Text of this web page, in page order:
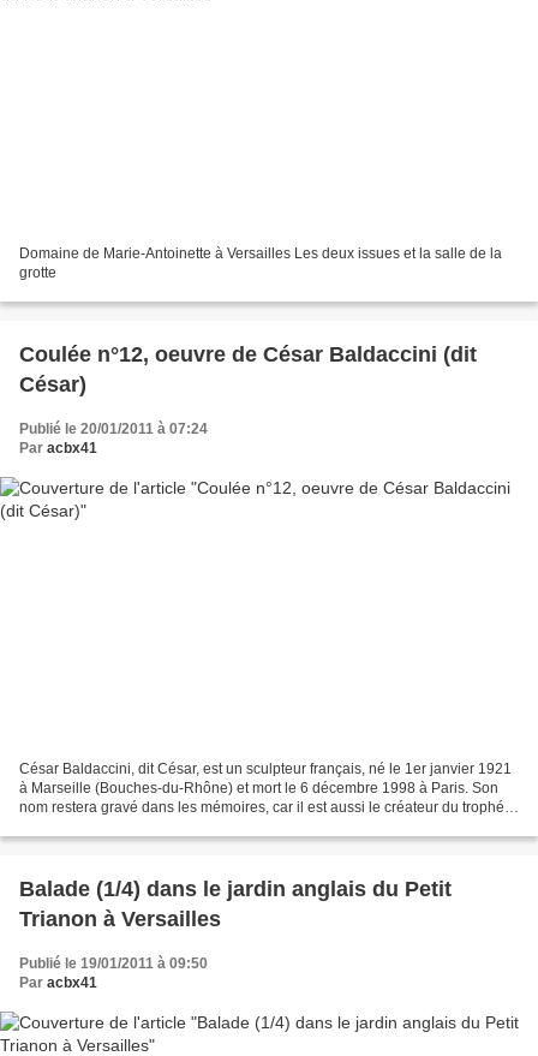
Domaine de Marie-Antoinette à Versailles Les deux issues et la salle de la
grotte
Coulée n°12, oeuvre de César Baldaccini (dit
César)
Publié le 20/01/2011 à 07:24
Par acbx41
César Baldaccini, dit César, est un sculpteur français, né le 1er janvier 1921
à Marseille (Bouches-du-Rhône) et mort le 6 décembre 1998 à Paris. Son
nom restera gravé dans les mémoires, car il est aussi le créateur du trophée
Balade (1/4) dans le jardin anglais du Petit
Trianon à Versailles
Publié le 19/01/2011 à 09:50
Par acbx41